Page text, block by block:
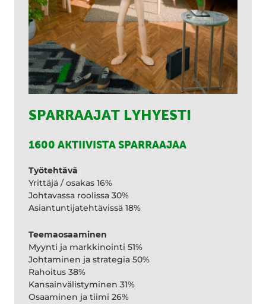
SPARRAAJAT LYHYESTI
1600 AKTIIVISTA SPARRAAJAA
Työtehtävä
Yrittäjä / osakas 16%
Johtavassa roolissa 30%
Asiantuntijatehtävissä 18%
Teemaosaaminen
Myynti ja markkinointi 51%
Johtaminen ja strategia 50%
Rahoitus 38%
Kansainvälistyminen 31%
Osaaminen ja tiimi 26%